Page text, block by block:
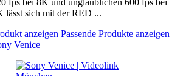
lässt sich mit der RED ...
anzeigen Passende Produkte anzeigen
Venice